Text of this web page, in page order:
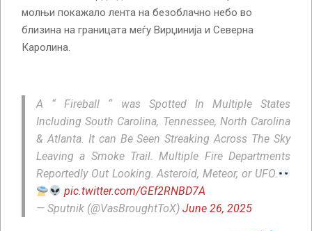
молњи покажало лента на безоблачно небо во
близина на границата меѓу Вирџинија и Северна
Каролина.
A “ Fireball “ was Spotted In Multiple States
Including South Carolina, Tennessee, North Carolina
& Atlanta. It can Be Seen Streaking Across The Sky
Leaving a Smoke Trail. Multiple Fire Departments
Reportedly Out Looking. Asteroid, Meteor, or UFO.
pic.twitter.com/GEf2RNBD7A
— Sputnik (@VasBroughtToX) June 26, 2025